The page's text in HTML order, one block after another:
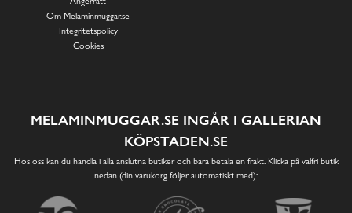
Om Melaminmuggar.se
Integritetspolicy
Cookies
MELAMINMUGGAR.SE INGÅR I GALLERIAN
KÖPSTADEN.SE
Hos oss kan du handla i alla anslutna butiker och bara betala en frakt. Klicka på valfri butik
nedan (din varukorg följer automatiskt med):